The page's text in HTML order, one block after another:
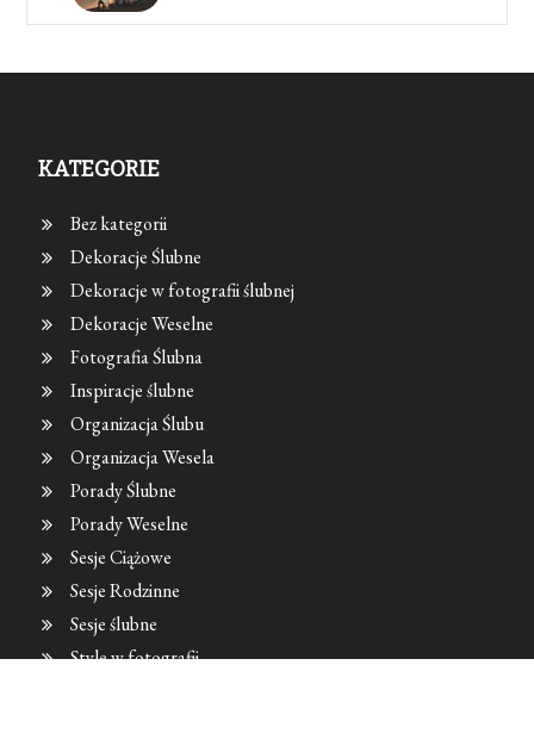
KATEGORIE
Bez kategorii
Dekoracje Ślubne
Dekoracje w fotografii ślubnej
Dekoracje Weselne
Fotografia Ślubna
Inspiracje ślubne
Organizacja Ślubu
Organizacja Wesela
Porady Ślubne
Porady Weselne
Sesje Ciążowe
Sesje Rodzinne
Sesje ślubne
Style w fotografii